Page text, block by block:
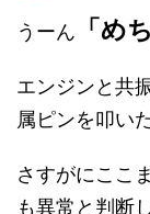
うーん 「め
エンジンと共
属ピンを叩い
さすがにここ
も異常と判断